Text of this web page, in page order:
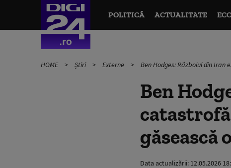
POLITICĂ ACTUALITATE
HOME Știri Externe Ben Hodges: Războiul din Iran
Ben
găsească
Data actualizării: 12.05.2026